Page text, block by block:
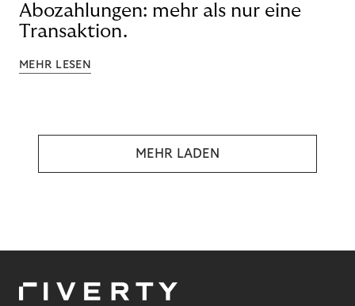
Abozahlungen: mehr als nur eine
Transaktion.
MEHR LESEN
MEHR LADEN